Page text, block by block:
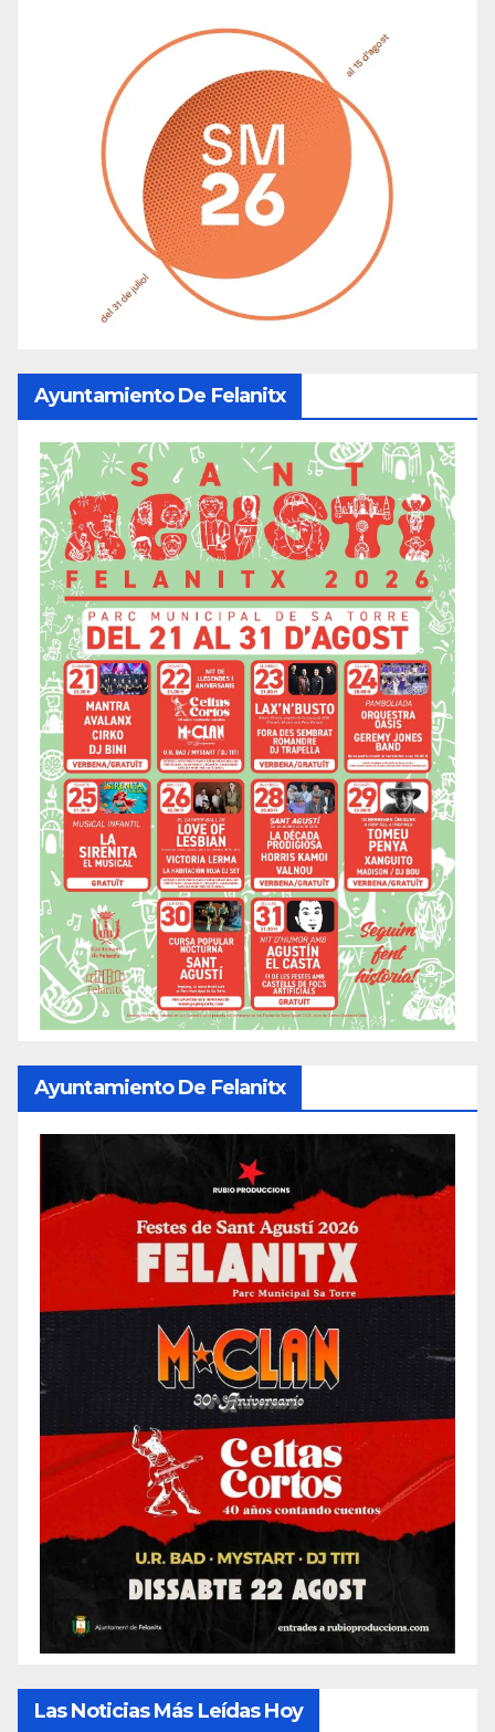
Ayuntamiento De Felanitx
Ayuntamiento De Felanitx
Las Noticias Más Leídas Hoy